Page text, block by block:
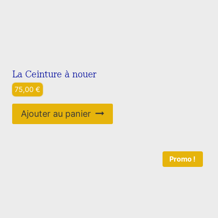
La Ceinture à nouer
75,00 €
Ajouter au panier
Promo !